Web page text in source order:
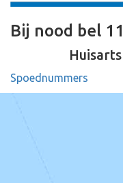
Bij nood bel
Spoednummers